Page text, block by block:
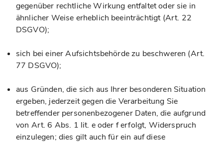
gegenüber rechtliche Wirkung entfaltet oder sie in
ähnlicher Weise erheblich beeinträchtigt (Art. 22
DSGVO);
sich bei einer Aufsichtsbehörde zu beschweren (Art.
77 DSGVO);
aus Gründen, die sich aus Ihrer besonderen Situation
ergeben, jederzeit gegen die Verarbeitung Sie
betreffender personenbezogener Daten, die aufgrund
von Art. 6 Abs. 1 lit. e oder f erfolgt, Widerspruch
einzulegen; dies gilt auch für ein auf diese